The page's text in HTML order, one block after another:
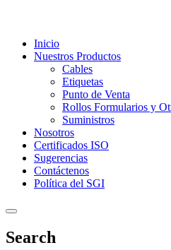
Inicio
Nuestros Productos
Cables
Etiquetas
Punto de Venta
Rollos Formularios y
Suministros
Nosotros
Certificados ISO
Sugerencias
Contáctenos
Política del SGI
Search